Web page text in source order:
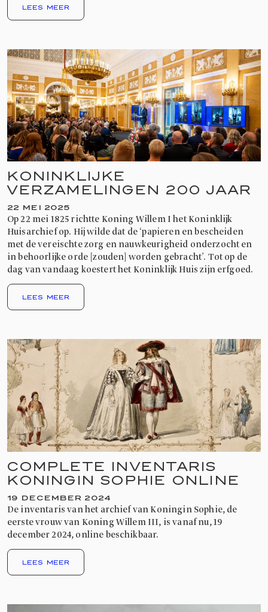
LEES MEER
KONINKLIJKE
VERZAMELINGEN 200 JAAR
22 MEI 2025
Op 22 mei 1825 richtte Koning Willem I het Koninklijk
Huisarchief op. Hij wilde dat de ‘papieren en bescheiden
met de vereischte zorg en nauwkeurigheid onderzocht en
in behoorlijke orde [zouden] worden gebracht’. Tot op de
dag van vandaag koestert het Koninklijk Huis zijn erfgoed.
LEES MEER
COMPLETE INVENTARIS
KONINGIN SOPHIE ONLINE
19 DECEMBER 2024
De inventaris van het archief van Koningin Sophie, de
eerste vrouw van Koning Willem III, is vanaf nu, 19
december 2024, online beschikbaar.
LEES MEER